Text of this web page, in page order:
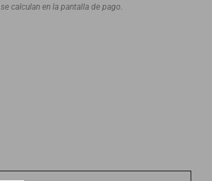
se calculan en la pantalla de pago.